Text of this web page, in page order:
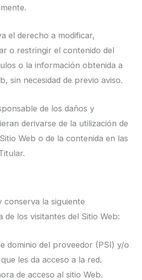
el derecho a modificar,
o restringir el contenido del
o la información obtenida a
sin necesidad de previo aviso.
de los daños y
derivarse de la utilización de
Web o de la contenida en las
conserva la siguiente
de los visitantes del Sitio Web:
dominio del proveedor (PSI) y/o
les da acceso a la red.
de acceso al sitio Web.